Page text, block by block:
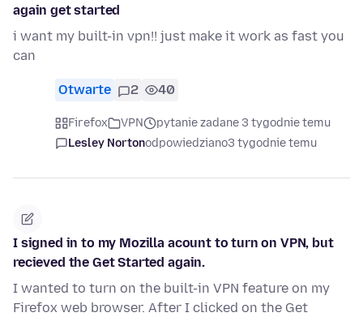
again get started
i want my built-in vpn!! just make it work as fast you
can
Otwarte 2 40
Firefox VPN
pytanie zadane 3 tygodnie temu
Lesley Nortonodpowiedziano3 tygodnie temu
I signed in to my Mozilla acount to turn on VPN, but
recieved the Get Started again.
I wanted to turn on the built-in VPN feature on my
Firefox web browser. After I clicked on the Get